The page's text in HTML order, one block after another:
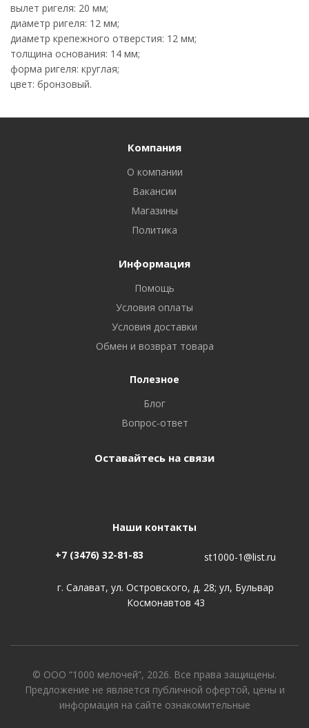
вылет ригеля: 20 мм;
диаметр ригеля: 12 мм;
диаметр крепежного отверстия: 12 мм;
толщина основания: 14 мм;
форма ригеля: круглая;
цвет: бронзовый.
Компания
О компании
Вакансии
Магазины
Политика
Информация
Помощь
Условия оплаты
Условия доставки
Обмен и возврат товара
Полезное
Блог
Вопрос-ответ
Оставайтесь на связи
Наши контакты
+7 (3476) 32-81-83 st1000-1@list.ru
г. Салават, ул. Островского, д. 28; ул, Бульвар
Космонавтов 43
© ООО “1000 мелочей”, 2026. Все права защищены.
Предложение не является публичной офертой, цены и
информация на сайте ознакомительные